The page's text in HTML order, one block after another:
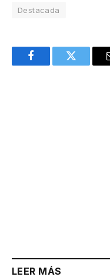
Destacada
FacebookTwitter
LEER MÁS